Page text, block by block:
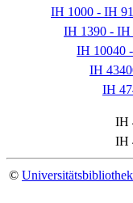
IH 1000 - IH
IH 1390 - IH
IH 10040
IH
IH
IH
IH
©